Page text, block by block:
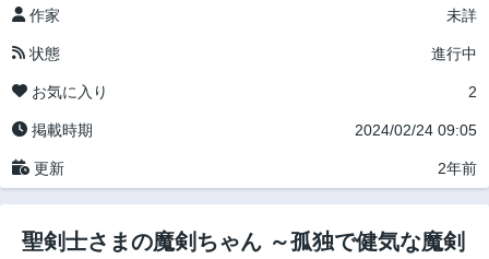
作家 未詳
状態 進行中
お気に入り 2
掲載時期 2024/02/24 09:05
更新 2年前
聖剣士さまの魔剣ちゃん ～孤独で健気な魔剣